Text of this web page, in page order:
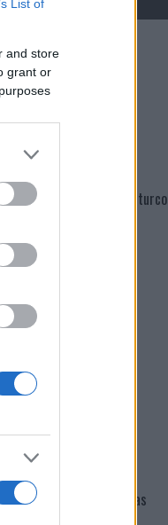
List of
and store
grant or
Mario Malu
Paolo Pinna
Martina Agostina Diturco
Giovannimaria Cabras